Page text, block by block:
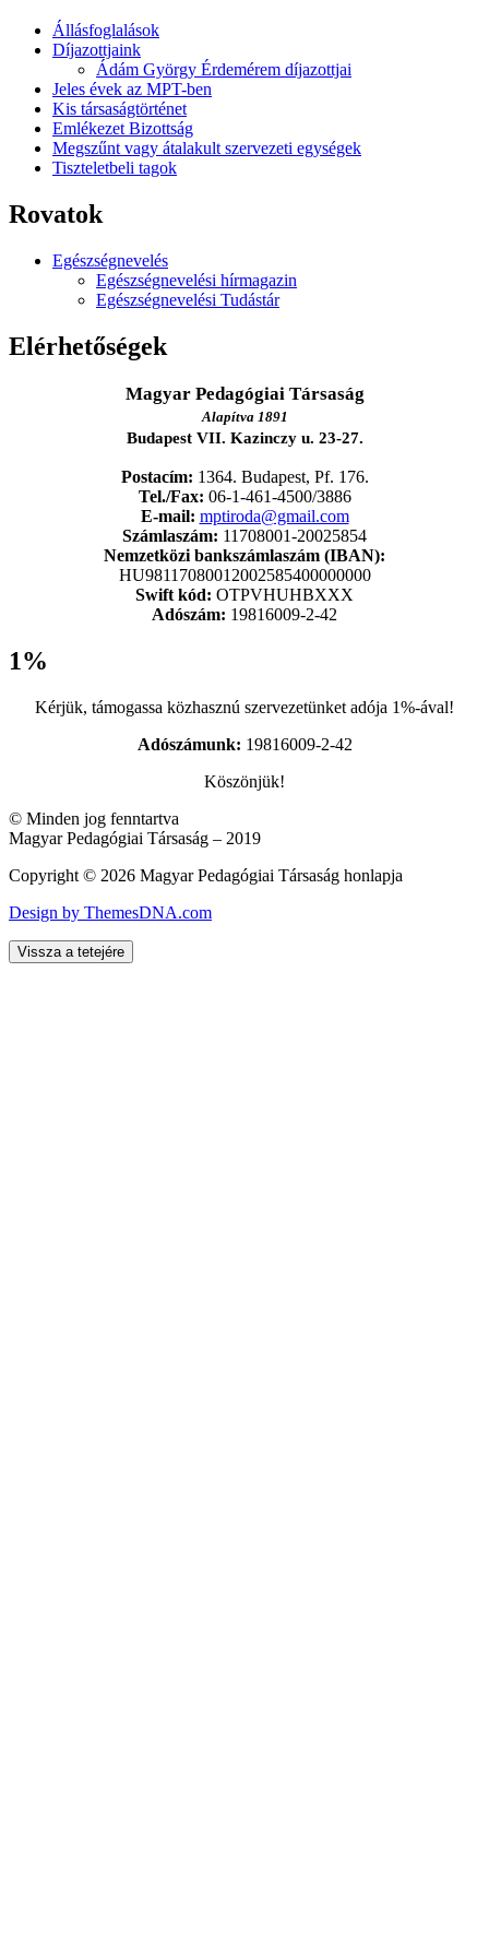
Állásfoglalások
Díjazottjaink
Ádám György Érdemérem díjazottjai
Jeles évek az MPT-ben
Kis társaságtörténet
Emlékezet Bizottság
Megszűnt vagy átalakult szervezeti egységek
Tiszteletbeli tagok
Rovatok
Egészségnevelés
Egészségnevelési hírmagazin
Egészségnevelési Tudástár
Elérhetőségek
Magyar Pedagógiai Társaság
Alapítva 1891
Budapest VII. Kazinczy u. 23-27.
Postacím: 1364. Budapest, Pf. 176.
Tel./Fax: 06-1-461-4500/3886
E-mail: mptiroda@gmail.com
Számlaszám: 11708001-20025854
Nemzetközi bankszámlaszám (IBAN):
HU98117080012002585400000000
Swift kód: OTPVHUHBXXX
Adószám: 19816009-2-42
1%
Kérjük, támogassa közhasznú szervezetünket adója 1%-ával!
Adószámunk: 19816009-2-42
Köszönjük!
© Minden jog fenntartva
Magyar Pedagógiai Társaság – 2019
Copyright © 2026 Magyar Pedagógiai Társaság honlapja
Design by ThemesDNA.com
Vissza a tetejére